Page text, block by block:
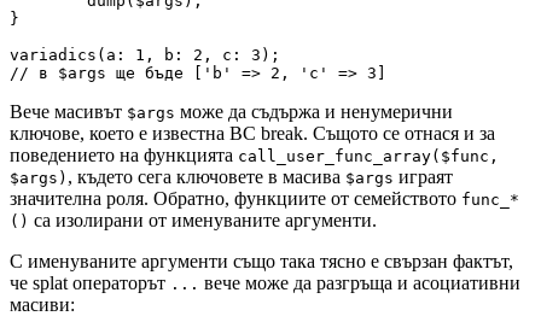
}
variadics(a: 1, b: 2, c: 3);
Вече масивът $args може да съдържа и ненумерични
ключове, което е известна BC break. Същото се отнася и за
поведението на функцията call_user_func_array($func,
$args) , където сега ключовете в масива $args играят
значителна роля. Обратно, функциите от семейството func_*
() са изолирани от именуваните аргументи.
С именуваните аргументи също така тясно е свързан фактът,
че splat операторът ... вече може да разгръща и асоциативни
масиви: